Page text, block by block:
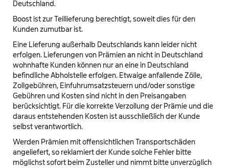
Deutschland.
Boost ist zur Teillieferung berechtigt, soweit dies für den
Kunden zumutbar ist.
Eine Lieferung außerhalb Deutschlands kann leider nicht
erfolgen. Lieferungen von Prämien an nicht in Deutschland
wohnhafte Kunden können nur an eine in Deutschland
befindliche Abholstelle erfolgen. Etwaige anfallende Zölle,
Zollgebühren, Einfuhrumsatzsteuern und/oder sonstige
Gebühren und Kosten sind nicht in den Preisangaben
berücksichtigt. Für die korrekte Verzollung der Prämie und die
daraus entstehenden Kosten ist ausschließlich der Kunde
selbst verantwortlich.
Werden Prämien mit offensichtlichen Transportschäden
angeliefert, so reklamiert der Kunde solche Fehler bitte
möglichst sofort beim Zusteller und nimmt bitte unverzüglich